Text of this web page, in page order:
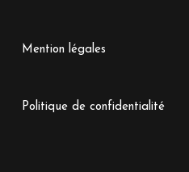
Mention légales
Politique de confidentialité